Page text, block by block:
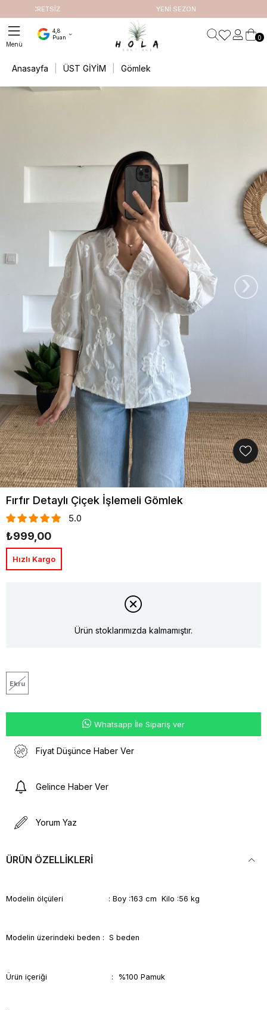
4,8
Puan
0
Anasayfa ÜST GİYİM Gömlek
›
Fırfır Detaylı Çiçek İşlemeli Gömlek
5.0
₺999,00
Hızlı Kargo
Ürün stoklarımızda kalmamıştır.
Ekru
Whatsapp İle Sipariş ver
Fiyat Düşünce Haber Ver
Gelince Haber Ver
Yorum Yaz
ÜRÜN ÖZELLIKLERI
Modelin ölçüleri : Boy :163 cm Kilo :56 kg
Modelin üzerindeki beden : S beden
Ürün içeriği : %100 Pamuk